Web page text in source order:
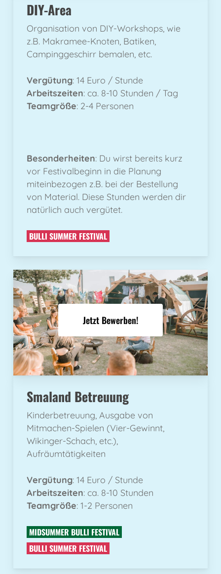
DIY-Area
Organisation von DIY-Workshops, wie
z.B. Makramee-Knoten, Batiken,
Campinggeschirr bemalen, etc.
Vergütung: 14 Euro / Stunde
Arbeitszeiten: ca. 8-10 Stunden / Tag
Teamgröße: 2-4 Personen
Besonderheiten: Du wirst bereits kurz
vor Festivalbeginn in die Planung
miteinbezogen z.B. bei der Bestellung
von Material. Diese Stunden werden dir
natürlich auch vergütet.
BULLI SUMMER FESTIVAL
Jetzt Bewerben!
Smaland Betreuung
Kinderbetreuung, Ausgabe von
Mitmachen-Spielen (Vier-Gewinnt,
Wikinger-Schach, etc.),
Aufräumtätigkeiten
Vergütung: 14 Euro / Stunde
Arbeitszeiten: ca. 8-10 Stunden
Teamgröße: 1-2 Personen
MIDSUMMER BULLI FESTIVAL
BULLI SUMMER FESTIVAL